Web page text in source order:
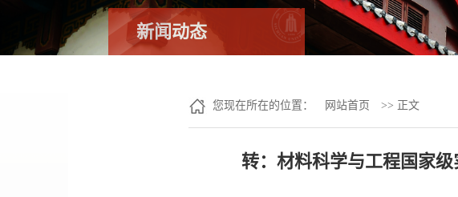
新闻动态
您现在所在的位置： 网站首页 >> 正文
转：材料科学与工程国家